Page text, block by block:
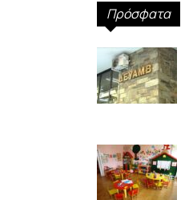
Πρόσφατα